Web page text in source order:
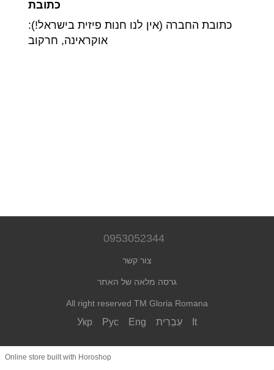
כתובת
כתובת החברה (אין לנו חנות פיזית בישראל!):
אוקראינה, חרקוב
0953052344
צור קשר
גרסה מלאה של האתר
All right reserved TM Gloria Romana
Укр Рус Eng עִבְרִית It
Online store built with Horoshop